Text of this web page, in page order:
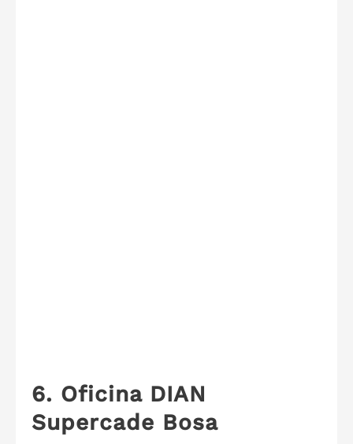
6. Oficina DIAN
Supercade Bosa